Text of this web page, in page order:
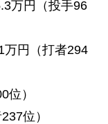
万円（投手96
万円（打者294
位）
位）